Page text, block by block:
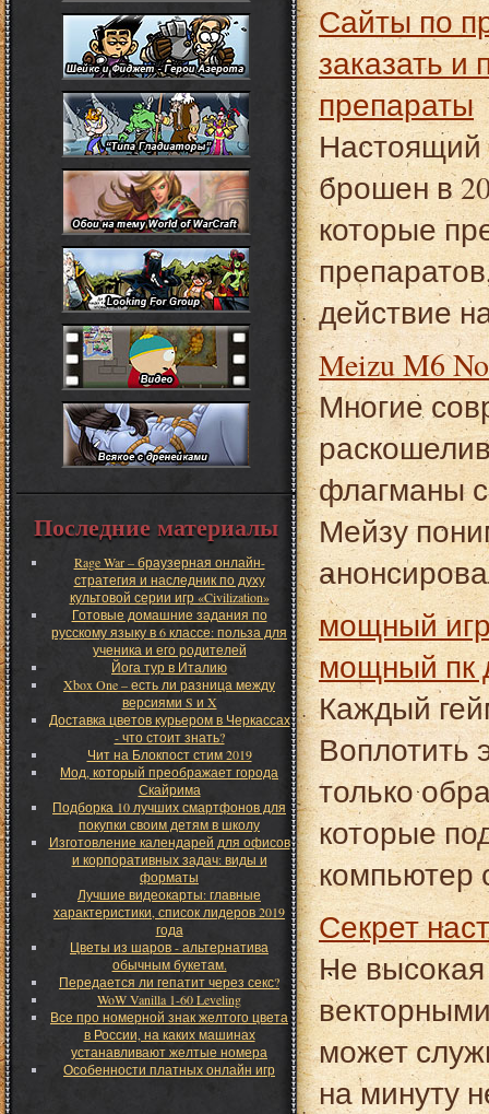
Сайты по продаже дженериков: отличный способ
заказать и
препараты
Настоящий
брошен в
которые
действие
Meizu M6
Многие
флагманы
Мейзу
мощный игровой компьютер мощный компьютер
мощный пк
Каждый
Воплотить
только
которые
компьютер
Секрет
Не высокая
может
на минуту
Последние материалы
Rage War – браузерная онлайн-
стратегия и наследник по духу
культовой серии игр «Civilization»
Готовые домашние задания по
русскому языку в 6 классе: польза для
ученика и его родителей
Йога тур в Италию
Xbox One – есть ли разница между
версиями S и X
Доставка цветов курьером в Черкассах
- что стоит знать?
Чит на Блокпост стим 2019
Мод, который преображает города
Скайрима
Подборка 10 лучших смартфонов для
покупки своим детям в школу
Изготовление календарей для офисов
и корпоративных задач: виды и
форматы
Лучшие видеокарты: главные
характеристики, список лидеров 2019
года
Цветы из шаров - альтернатива
обычным букетам.
Передается ли гепатит через секс?
WoW Vanilla 1-60 Leveling
Все про номерной знак желтого цвета
в России, на каких машинах
устанавливают желтые номера
Особенности платных онлайн игр